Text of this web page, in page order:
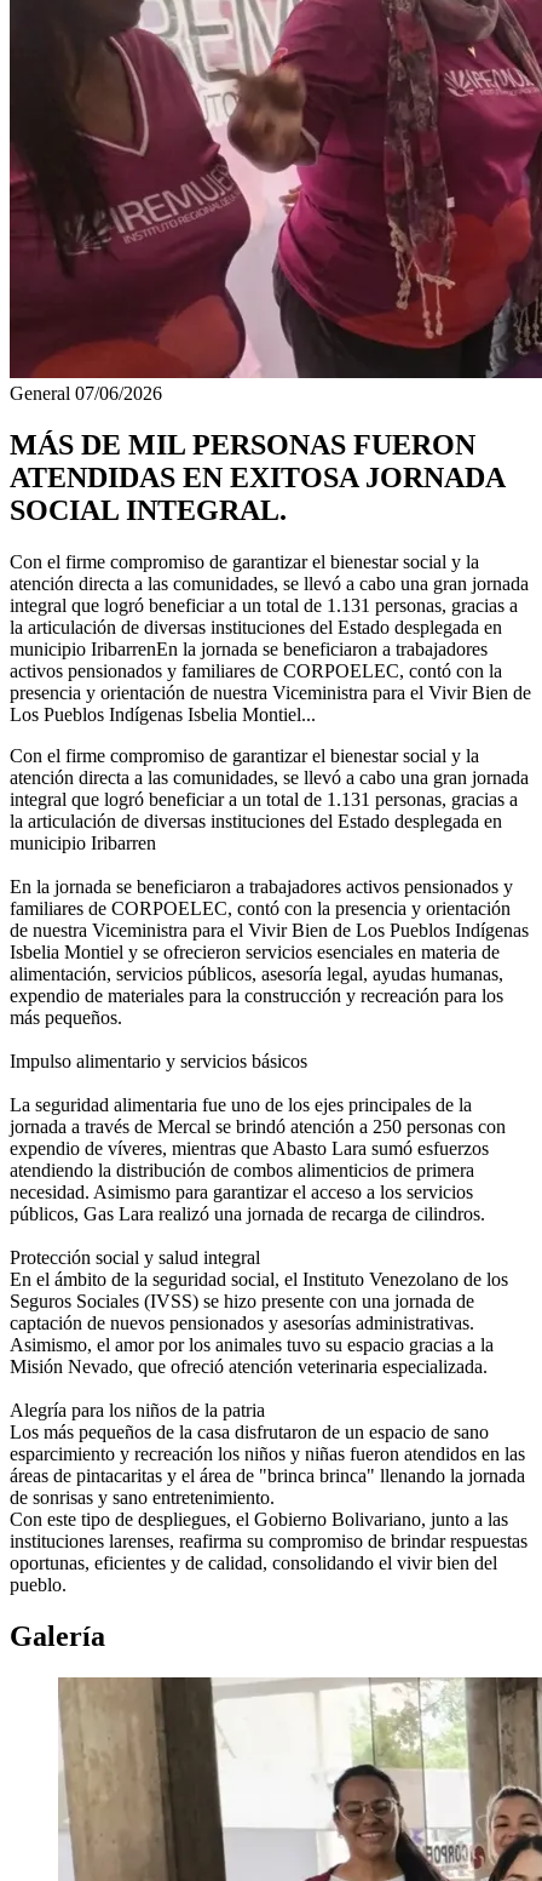
General 07/06/2026
MÁS DE MIL PERSONAS FUERON
ATENDIDAS EN EXITOSA JORNADA
SOCIAL INTEGRAL.
Con el firme compromiso de garantizar el bienestar social y la
atención directa a las comunidades, se llevó a cabo una gran jornada
integral que logró beneficiar a un total de 1.131 personas, gracias a
la articulación de diversas instituciones del Estado desplegada en
municipio IribarrenEn la jornada se beneficiaron a trabajadores
activos pensionados y familiares de CORPOELEC, contó con la
presencia y orientación de nuestra Viceministra para el Vivir Bien de
Los Pueblos Indígenas Isbelia Montiel...
Con el firme compromiso de garantizar el bienestar social y la
atención directa a las comunidades, se llevó a cabo una gran jornada
integral que logró beneficiar a un total de 1.131 personas, gracias a
la articulación de diversas instituciones del Estado desplegada en
municipio Iribarren
En la jornada se beneficiaron a trabajadores activos pensionados y
familiares de CORPOELEC, contó con la presencia y orientación
de nuestra Viceministra para el Vivir Bien de Los Pueblos Indígenas
Isbelia Montiel y se ofrecieron servicios esenciales en materia de
alimentación, servicios públicos, asesoría legal, ayudas humanas,
expendio de materiales para la construcción y recreación para los
más pequeños.
Impulso alimentario y servicios básicos
La seguridad alimentaria fue uno de los ejes principales de la
jornada a través de Mercal se brindó atención a 250 personas con
expendio de víveres, mientras que Abasto Lara sumó esfuerzos
atendiendo la distribución de combos alimenticios de primera
necesidad. Asimismo para garantizar el acceso a los servicios
públicos, Gas Lara realizó una jornada de recarga de cilindros.
Protección social y salud integral
En el ámbito de la seguridad social, el Instituto Venezolano de los
Seguros Sociales (IVSS) se hizo presente con una jornada de
captación de nuevos pensionados y asesorías administrativas.
Asimismo, el amor por los animales tuvo su espacio gracias a la
Misión Nevado, que ofreció atención veterinaria especializada.
Alegría para los niños de la patria
Los más pequeños de la casa disfrutaron de un espacio de sano
esparcimiento y recreación los niños y niñas fueron atendidos en las
áreas de pintacaritas y el área de "brinca brinca" llenando la jornada
de sonrisas y sano entretenimiento.
Con este tipo de despliegues, el Gobierno Bolivariano, junto a las
instituciones larenses, reafirma su compromiso de brindar respuestas
oportunas, eficientes y de calidad, consolidando el vivir bien del
pueblo.
Galería